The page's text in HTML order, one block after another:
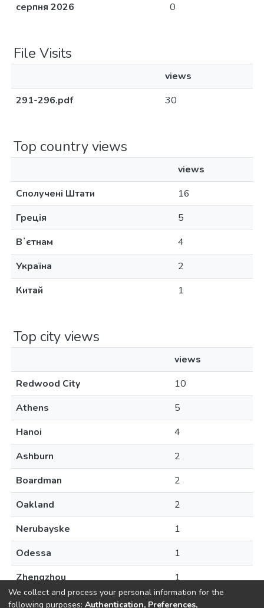
серпня 2026
0
File Visits
views
291-296.pdf
30
Top country views
views
Сполучені Штати
16
Греція
5
Вʼєтнам
4
Україна
2
Китай
1
Top city views
views
Redwood City
10
Athens
5
Hanoi
4
Ashburn
2
Boardman
2
Oakland
2
Nerubayske
1
Odessa
1
Zhengzhou
1
We collect and process your personal information for the
following purposes: Authentication, Preferences,